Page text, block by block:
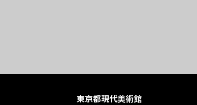
東京都現代美術館